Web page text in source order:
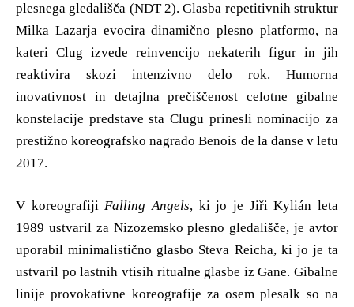
plesnega gledališča (NDT 2). Glasba repetitivnih struktur
Milka Lazarja evocira dinamično plesno platformo, na
kateri Clug izvede reinvencijo nekaterih figur in jih
reaktivira skozi intenzivno delo rok. Humorna
inovativnost in detajlna prečiščenost celotne gibalne
konstelacije predstave sta Clugu prinesli nominacijo za
prestižno koreografsko nagrado Benois de la danse v letu
2017.
V koreografiji Falling Angels, ki jo je Jiři Kylián leta
1989 ustvaril za Nizozemsko plesno gledališče, je avtor
uporabil minimalistično glasbo Steva Reicha, ki jo je ta
ustvaril po lastnih vtisih ritualne glasbe iz Gane. Gibalne
linije provokativne koreografije za osem plesalk so na